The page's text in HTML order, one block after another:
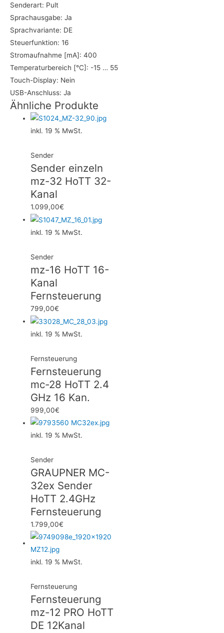
Senderart: Pult
Sprachausgabe: Ja
Sprachvariante: DE
Steuerfunktion: 16
Stromaufnahme [mA]: 400
Temperaturbereich [°C]: -15 … 55
Touch-Display: Nein
USB-Anschluss: Ja
Ähnliche Produkte
inkl. 19 % MwSt.
Sender
Sender einzeln
mz-32 HoTT 32-
Kanal
1.099,00€
inkl. 19 % MwSt.
Sender
mz-16 HoTT 16-
Kanal
Fernsteuerung
799,00€
inkl. 19 % MwSt.
Fernsteuerung
Fernsteuerung
mc-28 HoTT 2.4
GHz 16 Kan.
999,00€
inkl. 19 % MwSt.
Sender
GRAUPNER MC-
32ex Sender
HoTT 2.4GHz
Fernsteuerung
1.799,00€
inkl. 19 % MwSt.
Fernsteuerung
Fernsteuerung
mz-12 PRO HoTT
DE 12Kanal